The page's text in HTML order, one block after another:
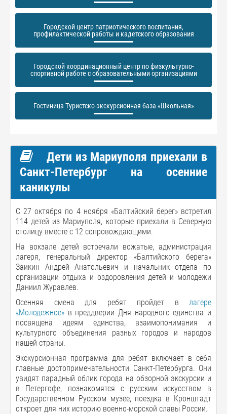
Городской центр патриотического воспитания,
профилактической работы и кадетского образования
Городской координационный центр по физкультурно-
спортивной работе с образовательными организациями
Гостиница Туристско-экскурсионная база «Школьная»
Дети из Мариуполя приехали в
Санкт-Петербург на осенние
каникулы
С 27 октября по 4 ноября «Балтийский берег» встретил
114 детей из Мариуполя, которые приехали в Северную
столицу вместе с 12 сопровождающими.
На вокзале детей встречали вожатые, администрация
лагеря, генеральный директор «Балтийского берега»
Заикин Андрей Анатольевич и начальник отдела по
организации отдыха и оздоровления детей и молодежи
Даниил Журавлев.
Осенняя смена для ребят пройдет в лагере
«Молодежное» в преддверии Дня народного единства и
посвящена идеям единства, взаимопонимания и
культурного объединения разных городов и народов
нашей страны.
Экскурсионная программа для ребят включает в себя
главные достопримечательности Санкт-Петербурга. Они
увидят парадный облик города на обзорной экскурсии и
в Петергофе, познакомятся с русским искусством в
Государственном Русском музее, поездка в Кронштадт
откроет для них историю военно-морской славы России.